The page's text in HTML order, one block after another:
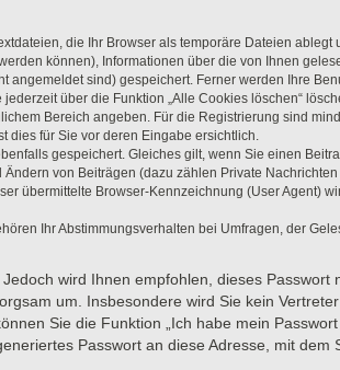
die Ihr Browser als temporäre Dateien
können), Informationen über die von Ihnen
sind) gespeichert. Ferner werden Ihre
über die Funktion „Alle Cookies löschen“
Bereich angeben. Für die Registrierung sind
dies für Sie vor deren Eingabe ersichtlich.
gespeichert. Gleiches gilt, wenn Sie einen
von Beiträgen (dazu zählen Private
übermittelte Browser-Kennzeichnung (User Agent)
Ihr Abstimmungsverhalten bei Umfragen, der
wird Ihnen empfohlen, dieses
um. Insbesondere wird Sie kein
Sie die Funktion „Ich habe mein
Passwort an diese Adresse, mit dem